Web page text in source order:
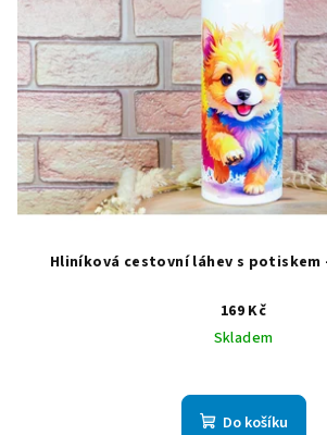
Hliníková cestovní láhev s potiskem
169 Kč
Skladem
Do košíku